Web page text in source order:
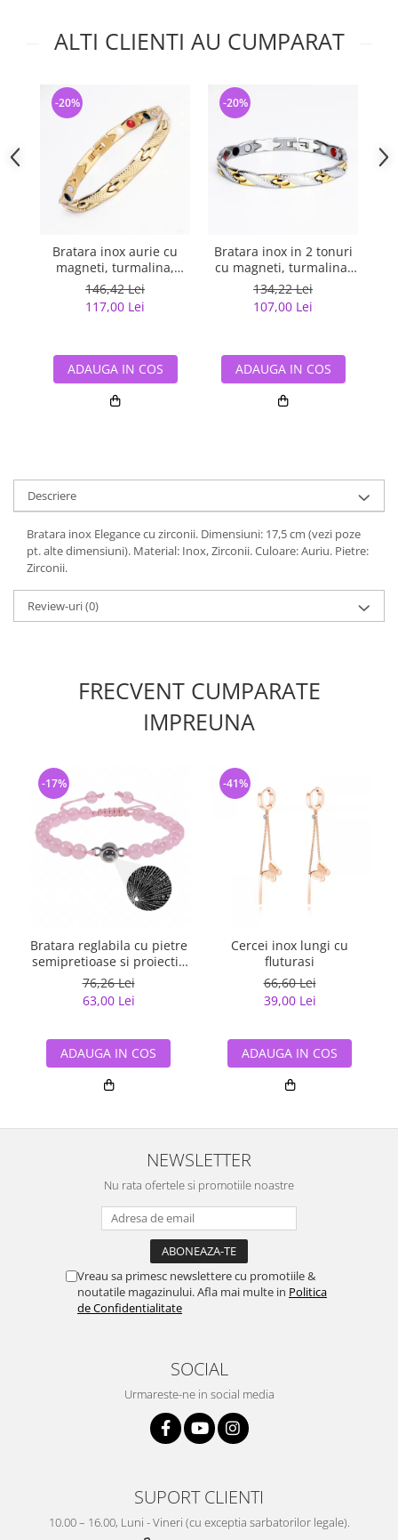
ALTI CLIENTI AU CUMPARAT
Bratara inox aurie cu
magneti, turmalina,
germaniu si anioni
146,42 Lei
117,00 Lei
-20%
ADAUGA IN COS
Bratara inox in 2 tonuri
cu magneti, turmalina,
germaniu si anioni
134,22 Lei
107,00 Lei
-20%
ADAUGA IN COS
Descriere
Bratara inox Elegance cu zirconii. Dimensiuni: 17,5 cm (vezi poze
pt. alte dimensiuni). Material: Inox, Zirconii. Culoare: Auriu. Pietre:
Zirconii.
Review-uri(0)
FRECVENT CUMPARATE
IMPREUNA
Bratara reglabila cu pietre
semipretioase si proiectie
"Te Iubesc" in 100 de limbi
BLA177
76,26 Lei
63,00 Lei
-17%
ADAUGA IN COS
Cercei inox lungi cu
fluturasi
66,60 Lei
39,00 Lei
-41%
ADAUGA IN COS
NEWSLETTER
Nu rata ofertele si promotiile noastre
Vreau sa primesc newslettere cu promotiile &
noutatile magazinului. Afla mai multe in Politica
de Confidentialitate
SOCIAL
Urmareste-ne in social media
SUPORT CLIENTI
10.00 – 16.00, Luni - Vineri (cu exceptia sarbatorilor legale).